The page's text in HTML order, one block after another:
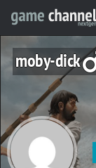
moby-dick